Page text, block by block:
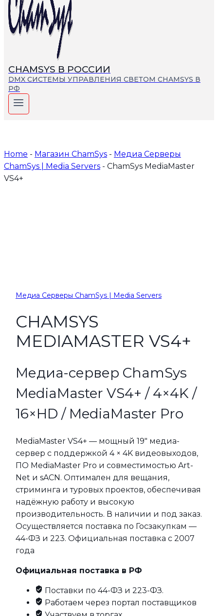
СHAMSYS В РОССИИ
DMX СИСТЕМЫ УПРАВЛЕНИЯ СВЕТОМ CHAMSYS В
РФ
Home - Магазин СhamSys - Медиа Серверы
ChamSys | Media Servers - ChamSys MediaMaster
VS4+
Медиа Серверы ChamSys | Media Servers
CHAMSYS
MEDIAMASTER VS4+
Медиа-сервер ChamSys
MediaMaster VS4+ / 4×4K /
16×HD / MediaMaster Pro
MediaMaster VS4+ — мощный 19″ медиа-
сервер с поддержкой 4 × 4K видеовыходов,
ПО MediaMaster Pro и совместимостью Art-
Net и sACN. Оптимален для вещания,
стриминга и туровых проектов, обеспечивая
надёжную работу и высокую
производительность. В наличии и под заказ.
Осуществляется поставка по Госзакупкам —
44-ФЗ и 223. Официальная поставка с 2007
года
Официальная поставка в РФ
Поставки по 44-ФЗ и 223-ФЗ.
Работаем через портал поставщиков